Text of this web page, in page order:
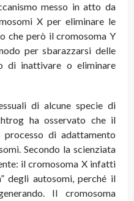
messo in atto da
X per eliminare le
che però il cromosoma Y
per sbarazzarsi delle
di inattivare o eliminare
di alcune specie di
ha osservato che il
di adattamento
Secondo la scienziata
il cromosoma X infatti
degli autosomi, perché il
Il cromosoma